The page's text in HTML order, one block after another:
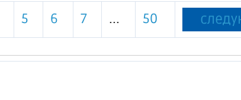
5 6 7 ... 50